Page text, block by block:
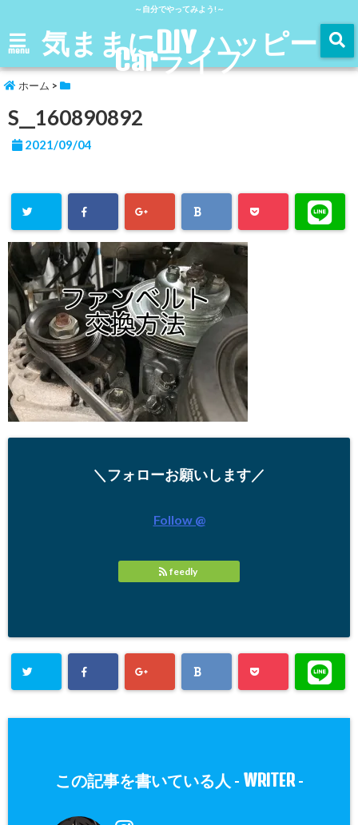
～自分でやってみよう!～
menu 気ままにDIY ハッピー
Carライフ
ホーム >
S__160890892
2021/09/04
＼フォローお願いします／
Follow @
feedly
この記事を書いている人 - WRITER-